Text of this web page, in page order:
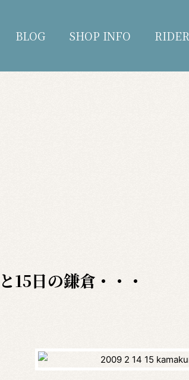
BLOG SHOP INFO RIDER
15日の鎌倉・・・